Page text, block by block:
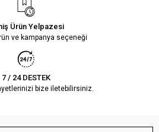
Ürün Yelpazesi
ve kampanya seçeneği
7 / 24 DESTEK
bize iletebilirsiniz.